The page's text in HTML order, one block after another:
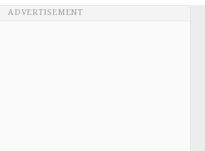
ADVERTISEMENT